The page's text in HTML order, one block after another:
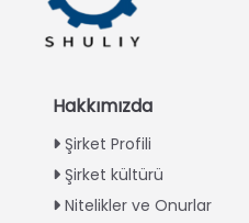
Hakkımızda
Şirket Profili
Şirket kültürü
Nitelikler ve Onurlar